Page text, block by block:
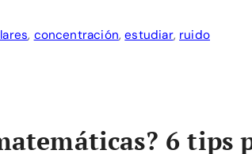
, concentración,estudiar, ruido
6 tips